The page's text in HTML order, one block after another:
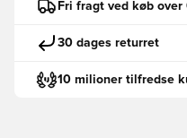
Fri fragt ved køb
30 dages returret
10 milioner tilfredse